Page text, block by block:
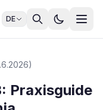
DE
Praxisguide